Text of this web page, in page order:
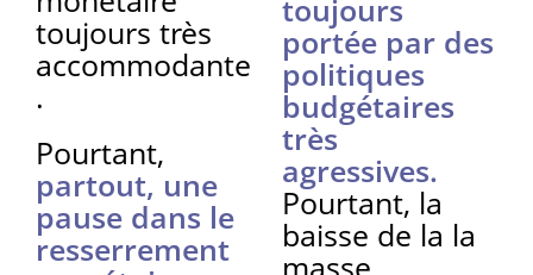
toujours très
accommodante
.
Pourtant,
partout, une
pause dans le
resserrement
toujours
portée par des
politiques
budgétaires
très
agressives.
Pourtant, la
baisse de la la
masse